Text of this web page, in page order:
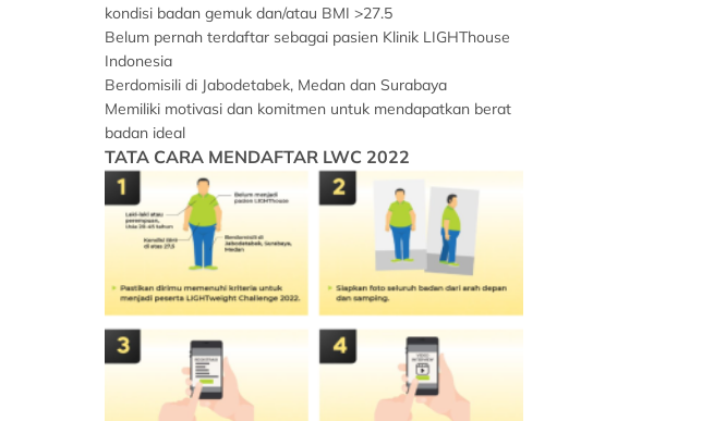
kondisi badan gemuk dan/atau BMI >27.5
Belum pernah terdaftar sebagai pasien Klinik LIGHThouse
Indonesia
Berdomisili di Jabodetabek, Medan dan Surabaya
Memiliki motivasi dan komitmen untuk mendapatkan berat
badan ideal
TATA CARA MENDAFTAR LWC 2022